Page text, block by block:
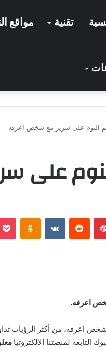
تقنية مواقع
النوم على سرير مع شخص اعرفه
على
بينتيريست ‏VKontakte
اعرفه.
اعرفه، من أكثر الرؤيات